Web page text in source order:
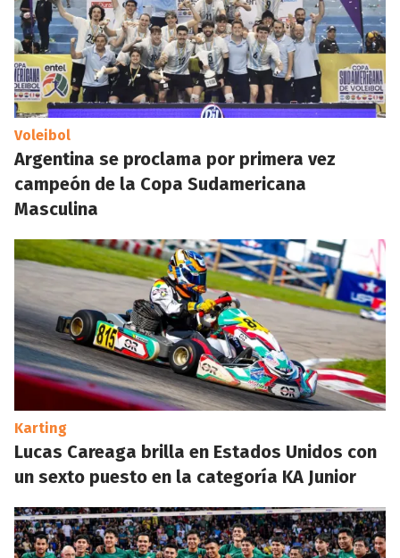
Voleibol
Argentina se proclama por primera vez
campeón de la Copa Sudamericana
Masculina
Karting
Lucas Careaga brilla en Estados Unidos con
un sexto puesto en la categoría KA Junior